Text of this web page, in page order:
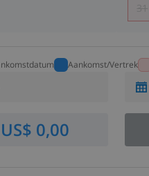
31
Aankomst/Vertrek
US$ 0,00